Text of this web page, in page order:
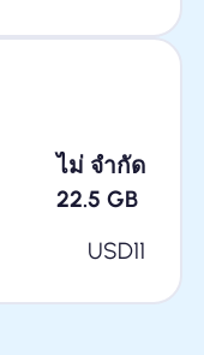
ไม่ จำกัด
22.5 GB
USD11